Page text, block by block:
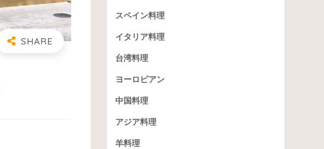
スペイン料理
イタリア料理
台湾料理
ヨーロピアン
中国料理
アジア料理
羊料理